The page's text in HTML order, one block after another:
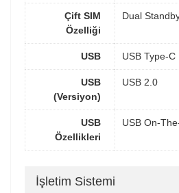
Çift SIM
Özelliği
Dual
USB USB Type-C
USB
(Versiyon)
USB 2.0
USB
Özellikleri
USB On-
İşletim Sistemi